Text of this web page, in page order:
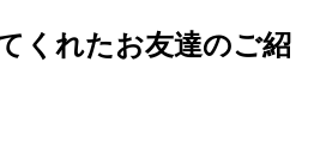
くれたお友達のご紹